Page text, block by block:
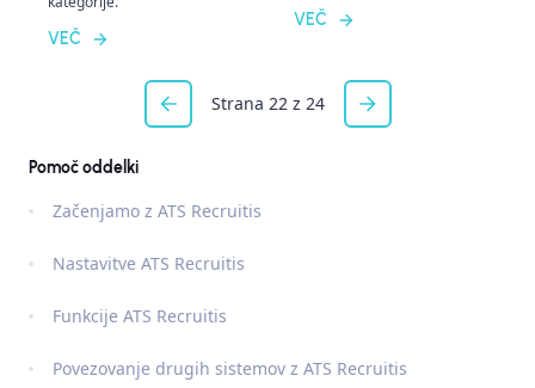
VEČ
VEČ
Strana 22 z 24
Pomoč oddelki
Začenjamo z ATS Recruitis
Nastavitve ATS Recruitis
Funkcije ATS Recruitis
Povezovanje drugih sistemov z ATS Recruitis